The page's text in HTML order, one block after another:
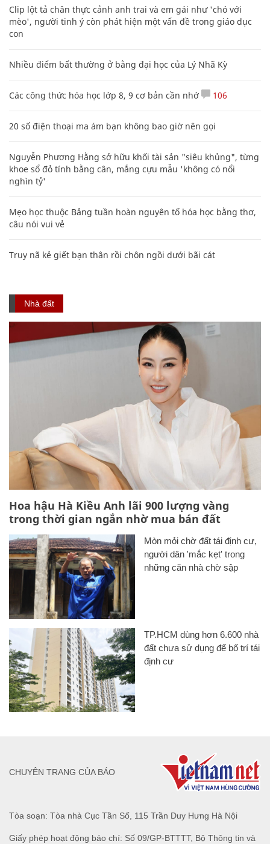
Clip lột tả chân thực cảnh anh trai và em gái như 'chó với
mèo', người tinh ý còn phát hiện một vấn đề trong giáo dục
con
Nhiều điểm bất thường ở bằng đại học của Lý Nhã Kỳ
Các công thức hóa học lớp 8, 9 cơ bản cần nhớ 106
20 số điện thoại ma ám bạn không bao giờ nên gọi
Nguyễn Phương Hằng sở hữu khối tài sản "siêu khủng", từng
khoe sổ đỏ tính bằng cân, mắng cựu mẫu 'không có nổi
nghìn tỷ'
Mẹo học thuộc Bảng tuần hoàn nguyên tố hóa học bằng thơ,
câu nói vui vẻ
Truy nã kẻ giết bạn thân rồi chôn ngồi dưới bãi cát
Nhà đất
Hoa hậu Hà Kiều Anh lãi 900 lượng vàng
trong thời gian ngắn nhờ mua bán đất
Mòn mỏi chờ đất tái định cư,
người dân 'mắc kẹt' trong
những căn nhà chờ sập
TP.HCM dùng hơn 6.600 nhà
đất chưa sử dụng để bố trí tái
định cư
Tòa soạn: Tòa nhà Cục Tần Số, 115 Trần Duy Hưng Hà Nội
Giấy phép hoạt động báo chí: Số 09/GP-BTTTT, Bộ Thông tin và
CHUYÊN TRANG CỦA BÁO